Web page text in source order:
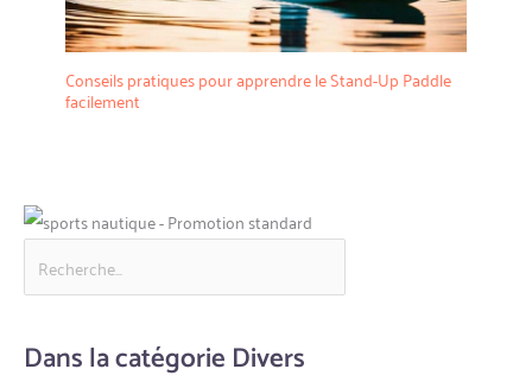
Conseils pratiques pour apprendre le Stand-Up Paddle
facilement
Dans la catégorie Divers